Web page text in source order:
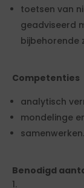
toetsen van
geadviseerd
bijbehorende
Competenties
analytisch
mondelinge
samenwerken.
Benodigd
1.